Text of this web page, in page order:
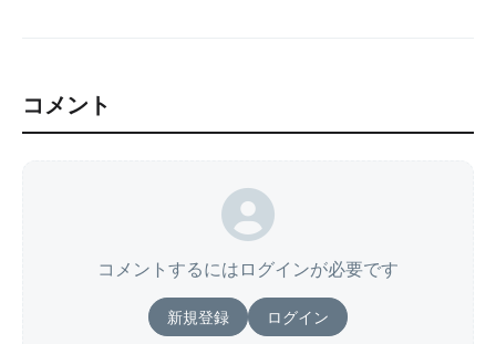
コメント
コメントするにはログインが必要です
新規登録 ログイン